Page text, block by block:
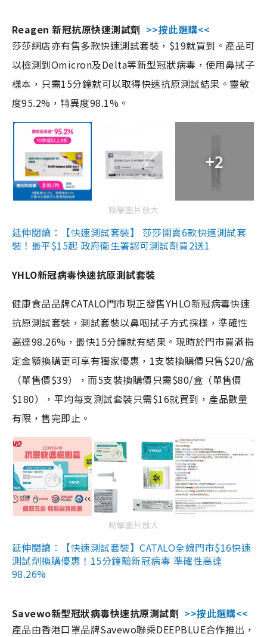
Reagen 新冠抗原快速測試劑 >>按此選購<<
莎莎網店亦有售多款快速測試套裝，$19就買到。產品可
以檢測到Omicron及Delta等新型冠狀病毒，使用鼻拭子
樣本，只需15分鐘就可以取得快速抗原測試結果。靈敏
度95.2%，特異度98.1%。
+2
點擊圖片放大
延伸閱讀：【快速測試套裝】 莎莎開賣6款快速測試套
裝！最平$15起 政府衛生署認可測試劑買2送1
YHLO新冠病毒快速抗原測試套裝
健康食品品牌CATALO門市現正發售YHLO新冠病毒快速
抗原測試套裝，測試套裝以鼻咽拭子方式採樣，準確性
高達98.26%，最快15分鐘就有結果。現時於門市買滿指
定金額換購更可享有獨家優惠，1支裝換購價只售$20/盒
（單售價$39），而5支裝換購價只需$80/盒（單售價
$180），平均每支測試套裝只需$16就買到，產品數量
有限，售完即止。
點擊圖片放大
延伸閱讀：【快速測試套裝】CATALO全線門市$16快速
測試劑換購優惠！15分鐘驗新冠病毒 準確性高達
98.26%
Savewo新型冠狀病毒快速抗原測試劑 >>按此選購<<
產品由香港口罩品牌Savewo聯乘DEEPBLUE合作推出，